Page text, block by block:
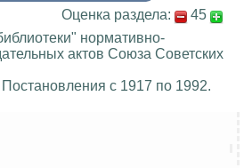
Оценка раздела:
45
нормативно-
актов Союза Советских
с 1917 по 1992.